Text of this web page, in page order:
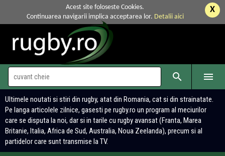
X
Acest site foloseste Cookies.
Continuarea navigarii implica acceptarea lor. Detalii aici
 
Ultimele noutati si stiri din rugby, atat din Romania, cat si din strainatate.
Pe langa articolele zilnice, gasesti pe rugby.ro un program al meciurilor
care se disputa la noi, dar si in tarile cu rugby avansat (Franta, Marea
Britanie, Italia, Africa de Sud, Australia, Noua Zeelanda), precum si al
partidelor care sunt transmise la TV.